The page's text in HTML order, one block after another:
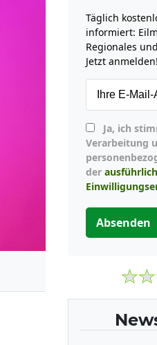
Täglich
informiert:
Regionales
Jetzt anmelden!
Verarbeitung
der
Absenden